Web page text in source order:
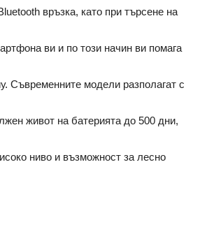
връзка, като при търсене на
ви и по този начин ви помага
Съвременните модели разполагат с
живот на батерията до 500 дни,
ниво и възможност за лесно